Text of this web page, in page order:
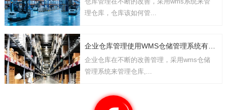
理仓库，仓库该如何管...
企业仓库在不断的改善管理，采用wms仓储
管理系统来管理仓库,...